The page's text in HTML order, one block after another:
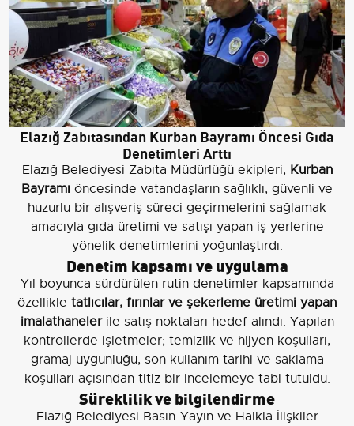
Elazığ Zabıtasından Kurban Bayramı Öncesi Gıda
Denetimleri Arttı
Elazığ Belediyesi Zabıta Müdürlüğü ekipleri, Kurban
Bayramı öncesinde vatandaşların sağlıklı, güvenli ve
huzurlu bir alışveriş süreci geçirmelerini sağlamak
amacıyla gıda üretimi ve satışı yapan iş yerlerine
yönelik denetimlerini yoğunlaştırdı.
Denetim kapsamı ve uygulama
Yıl boyunca sürdürülen rutin denetimler kapsamında
özellikle tatlıcılar, fırınlar ve şekerleme üretimi yapan
imalathanelerile satış noktaları hedef alındı. Yapılan
kontrollerde işletmeler; temizlik ve hijyen koşulları,
gramaj uygunluğu, son kullanım tarihi ve saklama
koşulları açısından titiz bir incelemeye tabi tutuldu.
Süreklilik ve bilgilendirme
Elazığ Belediyesi Basın-Yayın ve Halkla İlişkiler